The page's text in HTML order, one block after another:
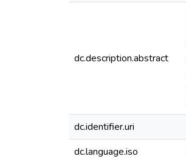
dc.description.abstract
dc.identifier.uri
dc.language.iso